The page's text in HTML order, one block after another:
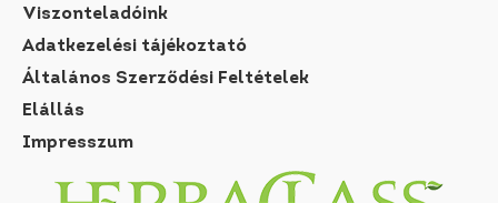
Viszonteladóink
Adatkezelési tájékoztató
Általános Szerződési Feltételek
Elállás
Impresszum